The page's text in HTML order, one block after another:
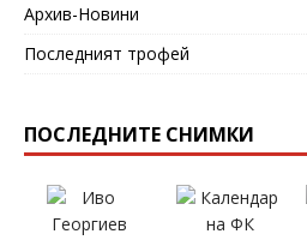
Архив-Новини
Последният трофей
ПОСЛЕДНИТЕ СНИМКИ